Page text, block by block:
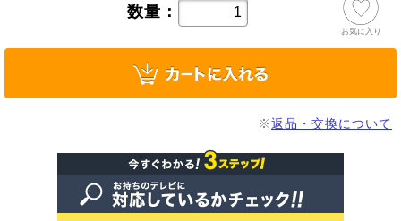
数量：
お気に入り
※返品・交換について